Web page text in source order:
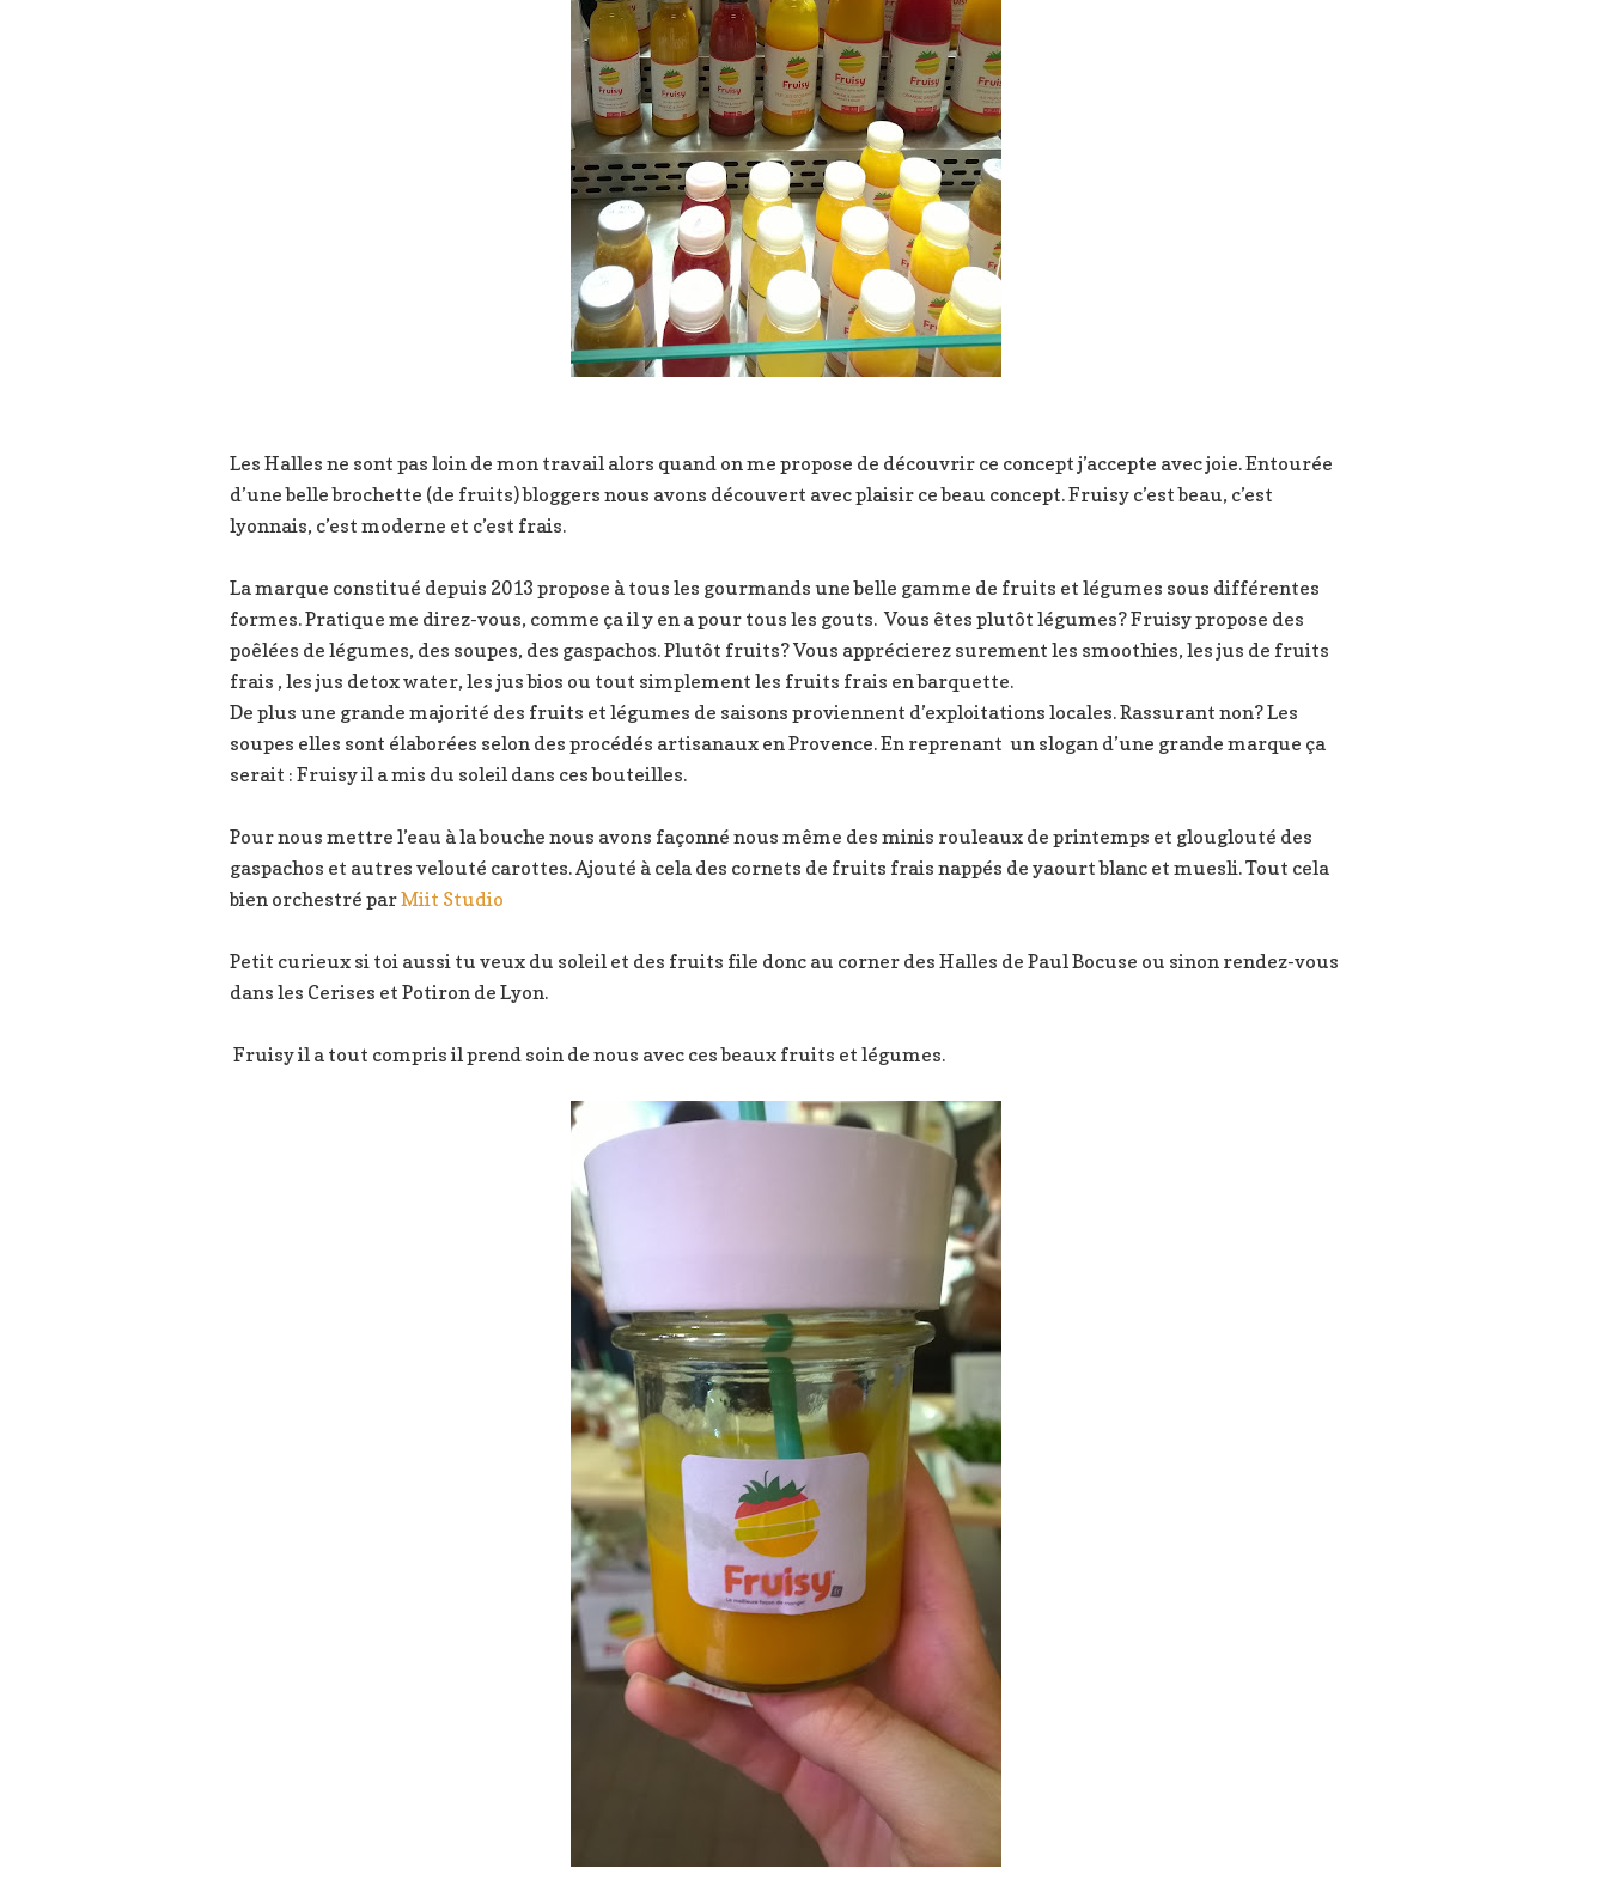
Les Halles ne sont pas loin de mon travail alors quand on me propose de découvrir ce concept j’accepte avec joie. Entourée
d’une belle brochette (de fruits) bloggers nous avons découvert avec plaisir ce beau concept. Fruisy c’est beau, c’est
lyonnais, c’est moderne et c’est frais.
La marque constitué depuis 2013 propose à tous les gourmands une belle gamme de fruits et légumes sous différentes
formes. Pratique me direz-vous, comme ça il y en a pour tous les gouts. Vous êtes plutôt légumes? Fruisy propose des
poêlées de légumes, des soupes, des gaspachos. Plutôt fruits? Vous apprécierez surement les smoothies, les jus de fruits
frais , les jus detox water, les jus bios ou tout simplement les fruits frais en barquette.
De plus une grande majorité des fruits et légumes de saisons proviennent d’exploitations locales. Rassurant non? Les
soupes elles sont élaborées selon des procédés artisanaux en Provence. En reprenant un slogan d’une grande marque ça
serait : Fruisy il a mis du soleil dans ces bouteilles.
Pour nous mettre l’eau à la bouche nous avons façonné nous même des minis rouleaux de printemps et glouglouté des
gaspachos et autres velouté carottes. Ajouté à cela des cornets de fruits frais nappés de yaourt blanc et muesli. Tout cela
bien orchestré parMiit Studio
Petit curieux si toi aussi tu veux du soleil et des fruits file donc au corner des Halles de Paul Bocuse ou sinon rendez-vous
dans les Cerises et Potiron de Lyon.
Fruisy il a tout compris il prend soin de nous avec ces beaux fruits et légumes.